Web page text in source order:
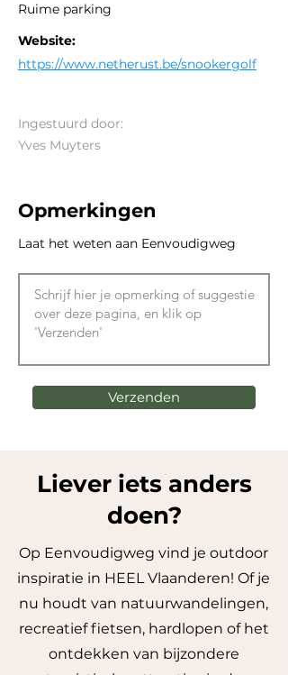
Ruime parking
Website:
https://www.netherust.be/snookergolf
Ingestuurd door:
Yves Muyters
Opmerkingen
Laat het weten aan Eenvoudigweg
Verzenden
Liever iets anders
doen?
Op Eenvoudigweg vind je outdoor
inspiratie in HEEL Vlaanderen! Of je
nu houdt van natuurwandelingen,
recreatief fietsen, hardlopen of het
ontdekken van bijzondere